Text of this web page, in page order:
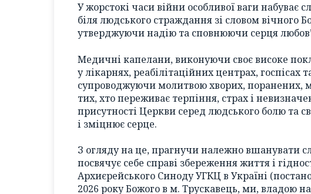
У жорстокі часи війни особливої ваги набуває
біля людського страждання зі словом вічного
утверджуючи надію та сповнюючи серця
Медичні капелани, виконуючи своє високе
у лікарнях, реабілітаційних центрах,
супроводжуючи молитвою хворих, поранених,
тих, хто переживає терпіння, страх і
присутності Церкви серед людського болю та
і зміцнює серце.
З огляду на це, прагнучи належно вшанувати
посвячує себе справі збереження життя і
Архиєрейського Синоду УГКЦ в Україні
2026 року Божого в м. Трускавець, ми, владою